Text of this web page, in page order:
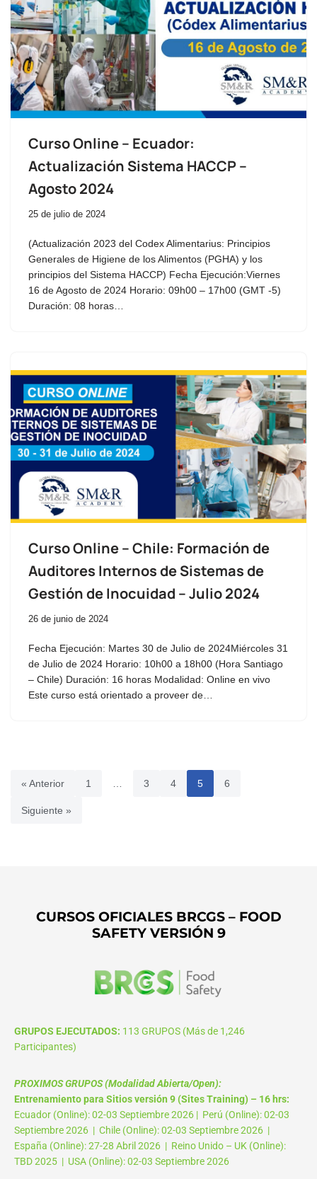
Curso Online – Ecuador:
Actualización Sistema HACCP –
Agosto 2024
25 de julio de 2024
(Actualización 2023 del Codex Alimentarius: Principios
Generales de Higiene de los Alimentos (PGHA) y los
principios del Sistema HACCP) Fecha Ejecución:Viernes
16 de Agosto de 2024 Horario: 09h00 – 17h00 (GMT -5)
Duración: 08 horas…
Curso Online – Chile: Formación de
Auditores Internos de Sistemas de
Gestión de Inocuidad – Julio 2024
26 de junio de 2024
Fecha Ejecución: Martes 30 de Julio de 2024Miércoles 31
de Julio de 2024 Horario: 10h00 a 18h00 (Hora Santiago
– Chile) Duración: 16 horas Modalidad: Online en vivo
Este curso está orientado a proveer de…
« Anterior 1 3 4 5 6
Siguiente »
CURSOS OFICIALES BRCGS – FOOD
SAFETY VERSIÓN 9
GRUPOS EJECUTADOS: 113 GRUPOS (Más de 1,246
Participantes)
PROXIMOS GRUPOS (Modalidad Abierta/Open):
Entrenamiento para Sitios versión 9 (Sites Training) – 16 hrs:
Ecuador (Online): 02-03 Septiembre 2026 | Perú (Online): 02-03
Septiembre 2026 | Chile (Online): 02-03 Septiembre 2026 |
España (Online): 27-28 Abril 2026 | Reino Unido – UK (Online):
TBD 2025 | USA (Online): 02-03 Septiembre 2026